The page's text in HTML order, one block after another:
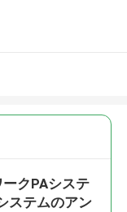
クPAシステ
ステムのアン